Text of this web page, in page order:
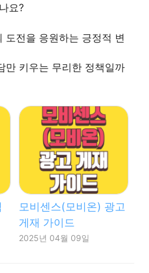
요?
도전을 응원하는 긍정적 변
만 키우는 무리한 정책일까
모비센스(모비온) 광고
게재 가이드
2025년 04월 09일